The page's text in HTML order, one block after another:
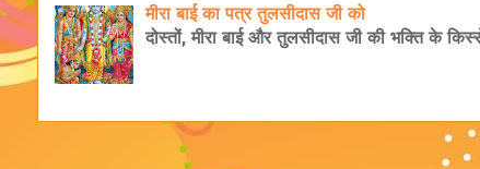
मीरा बाई का पत्र तुलसीदास जी को
दोस्तों, मीरा बाई और तुलसीदास जी की भक्ति के